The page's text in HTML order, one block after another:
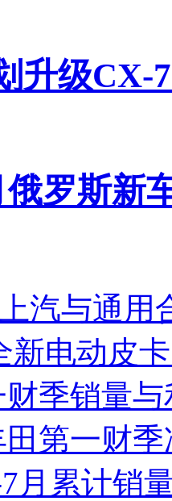
升级CX-
俄罗斯新
汽与通用
新电动皮
季销量
田第一财
月累计销